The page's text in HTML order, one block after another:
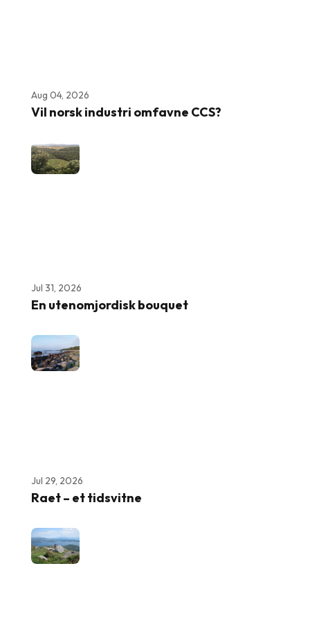
Aug 04, 2026
Vil norsk industri omfavne CCS?
Jul 31, 2026
En utenomjordisk bouquet
Jul 29, 2026
Raet – et tidsvitne